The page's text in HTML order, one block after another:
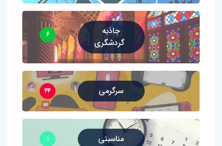
جاذبه
گردشگری
۶
سرگرمی ۴۴
مناسبتی ۱